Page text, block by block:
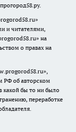
»
и читателями,
» на
о правах на
»,
РФ об авторском
какой бы то ни было
переработке